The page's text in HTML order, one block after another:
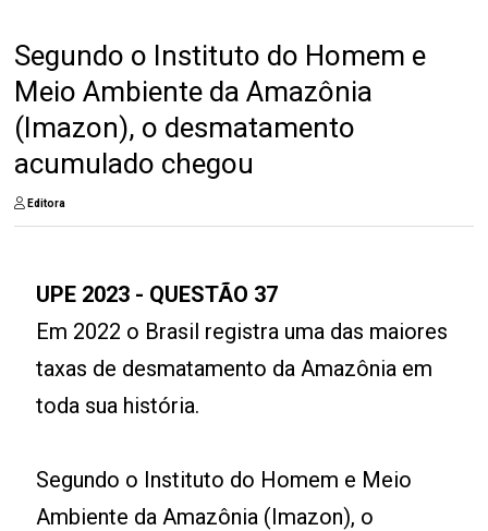
Segundo o Instituto do Homem e
Meio Ambiente da Amazônia
(Imazon), o desmatamento
acumulado chegou
Editora
UPE 2023 - QUESTÃO 37
Em 2022 o Brasil registra uma das maiores
taxas de desmatamento da Amazônia em
toda sua história.
Segundo o Instituto do Homem e Meio
Ambiente da Amazônia (Imazon), o